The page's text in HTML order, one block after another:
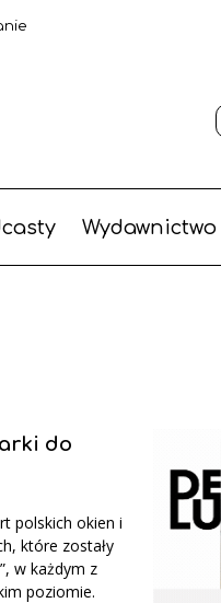
Wydawnictwo
do
polskich okien i
które zostały
w każdym z
poziomie.